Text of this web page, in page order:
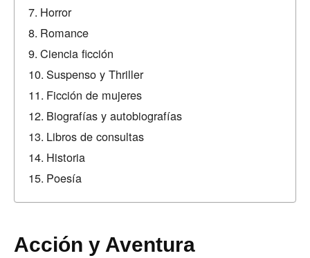
Horror
Romance
Ciencia ficción
Suspenso y Thriller
Ficción de mujeres
Biografías y autobiografías
Libros de consultas
Historia
Poesía
Acción y Aventura